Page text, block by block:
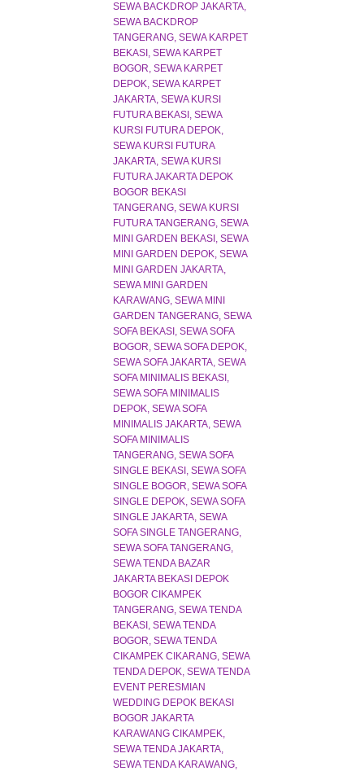
SEWA BACKDROP JAKARTA
SEWA BACKDROP
TANGERANG SEWA KARPET
BEKASI
SEWA KARPET
BOGOR SEWA KARPET
DEPOK SEWA KARPET
JAKARTA SEWA KURSI
FUTURA BEKASI
SEWA
KURSI FUTURA DEPOK
SEWA KURSI FUTURA
JAKARTA SEWA KURSI
FUTURA JAKARTA DEPOK
BOGOR BEKASI
TANGERANG SEWA KURSI
FUTURA TANGERANG SEWA
MINI GARDEN BEKASI
SEWA
MINI GARDEN DEPOK SEWA
MINI GARDEN JAKARTA
SEWA MINI GARDEN
KARAWANG SEWA MINI
GARDEN TANGERANG SEWA
SOFA BEKASI
SEWA SOFA
BOGOR SEWA SOFA DEPOK
SEWA SOFA JAKARTA SEWA
SOFA MINIMALIS BEKASI
SEWA SOFA MINIMALIS
DEPOK SEWA SOFA
MINIMALIS JAKARTA SEWA
SOFA MINIMALIS
TANGERANG SEWA SOFA
SINGLE BEKASI
SEWA SOFA
SINGLE BOGOR SEWA SOFA
SINGLE DEPOK SEWA SOFA
SINGLE JAKARTA SEWA
SOFA SINGLE TANGERANG
SEWA SOFA TANGERANG
SEWA TENDA BAZAR
JAKARTA BEKASI DEPOK
BOGOR CIKAMPEK
TANGERANG SEWA TENDA
BEKASI
SEWA TENDA
BOGOR SEWA TENDA
CIKAMPEK CIKARANG SEWA
TENDA DEPOK SEWA TENDA
EVENT PERESMIAN
WEDDING DEPOK BEKASI
BOGOR JAKARTA
KARAWANG CIKAMPEK
SEWA TENDA JAKARTA
SEWA TENDA KARAWANG